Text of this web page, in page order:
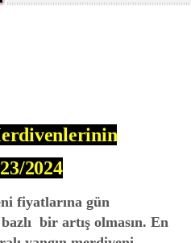
2024
fiyatlarına gün
bir artış olmasın. En